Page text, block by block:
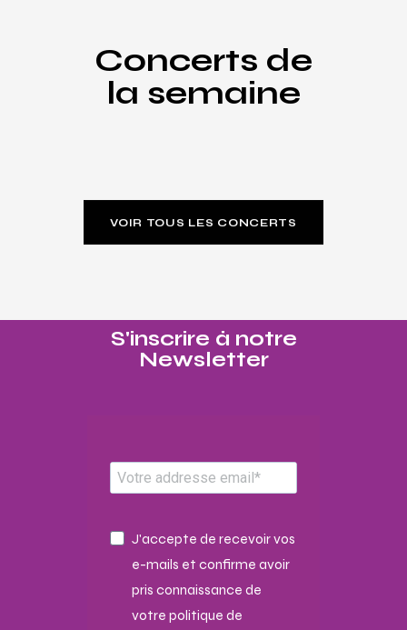
Concerts de
la semaine
VOIR TOUS LES CONCERTS
S'inscrire à notre
Newsletter​
J'accepte de recevoir vos
e-mails et confirme avoir
pris connaissance de
votre politique de